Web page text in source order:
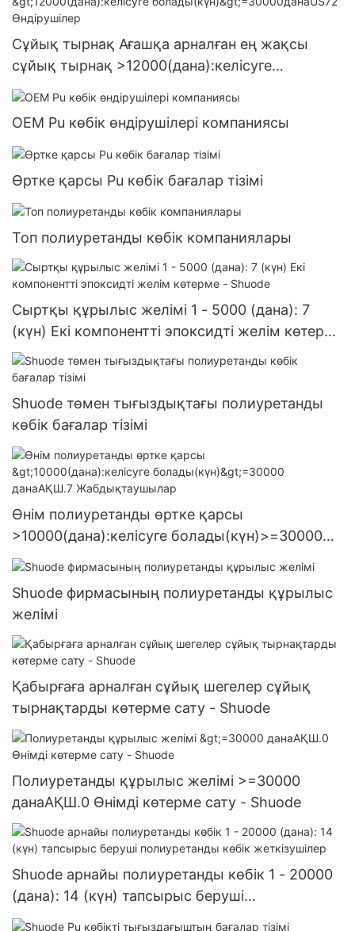
Сұйық тырнақ Ағашқа арналған ең жақсы
сұйық тырнақ >12000(дана):келісуге
болады(күн)>=30000данаUS72 Өндірушілер
OEM Pu көбік өндірушілері компаниясы
Өртке қарсы Pu көбік бағалар тізімі
Топ полиуретанды көбік компаниялары
Сыртқы құрылыс желімі 1 - 5000 (дана): 7
(күн) Екі компонентті эпоксидті желім көтерме
- Shuode
Shuode төмен тығыздықтағы полиуретанды
көбік бағалар тізімі
Өнім полиуретанды өртке қарсы
>10000(дана):келісуге болады(күн)>=30000
данаАҚШ.7 Жабдықтаушылар
Shuode фирмасының полиуретанды құрылыс
желімі
Қабырғаға арналған сұйық шегелер сұйық
тырнақтарды көтерме сату - Shuode
Полиуретанды құрылыс желімі >=30000
данаАҚШ.0 Өнімді көтерме сату - Shuode
Shuode арнайы полиуретанды көбік 1 - 20000
(дана): 14 (күн) тапсырыс беруші
полиуретанды көбік жеткізушілер